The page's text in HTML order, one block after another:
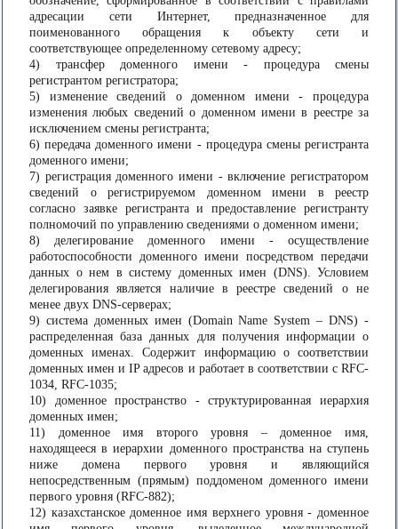
адресации сети Интернет, предназначенное для
поименованного обращения к объекту сети и
соответствующее определенному сетевому адресу;
4) трансфер доменного имени - процедура смены
регистрантом регистратора;
5) изменение сведений о доменном имени - процедура
изменения любых сведений о доменном имени в реестре за
исключением смены регистранта;
6) передача доменного имени - процедура смены регистранта
доменного имени;
7) регистрация доменного имени - включение регистратором
сведений о регистрируемом доменном имени в реестр
согласно заявке регистранта и предоставление регистранту
полномочий по управлению сведениями о доменном имени;
8) делегирование доменного имени - осуществление
работоспособности доменного имени посредством передачи
данных о нем в систему доменных имен (DNS). Условием
делегирования является наличие в реестре сведений о не
менее двух DNS-серверах;
9) система доменных имен (Domain Name System – DNS) -
распределенная база данных для получения информации о
доменных именах. Содержит информацию о соответствии
доменных имен и IP адресов и работает в соответствии с RFC-
1034, RFC-1035;
10) доменное пространство - структурированная иерархия
доменных имен;
11) доменное имя второго уровня – доменное имя,
находящееся в иерархии доменного пространства на ступень
ниже домена первого уровня и являющийся
непосредственным (прямым) поддоменом доменного имени
первого уровня (RFC-882);
12) казахстанское доменное имя верхнего уровня - доменное